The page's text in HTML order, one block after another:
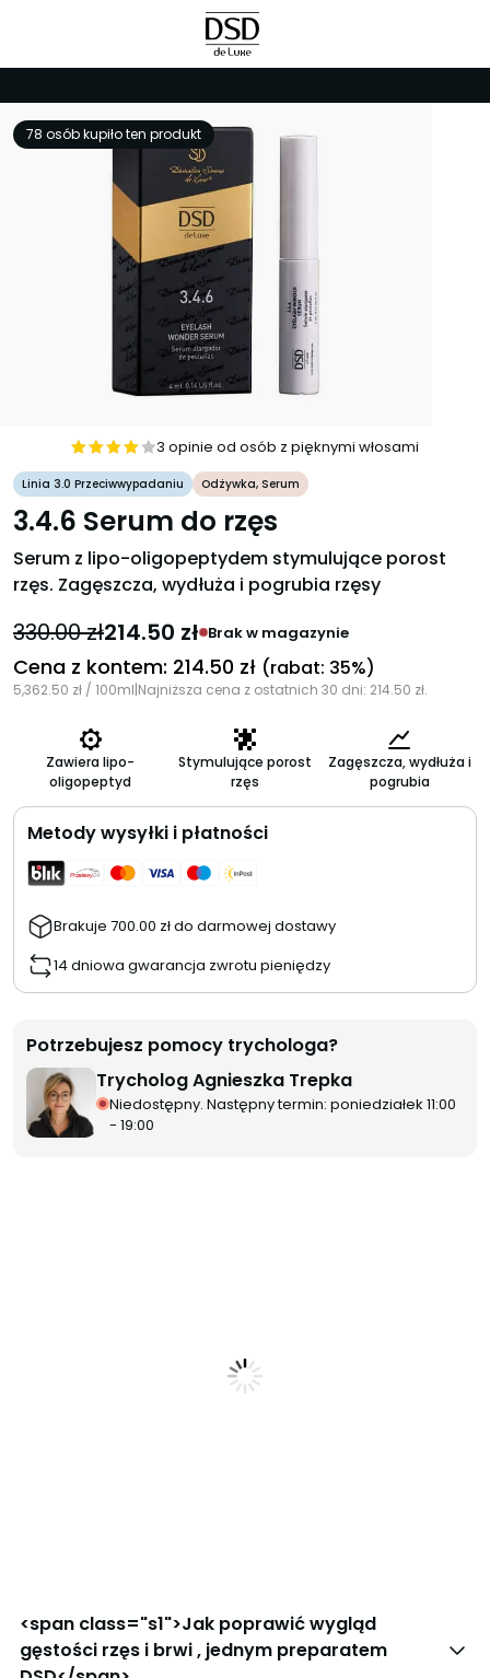
78 osób kupiło ten produkt
Oceniono
4 na 5
3 opinie od osób z pięknymi włosami
Linia 3.0 Przeciwwypadaniu Odżywka, Serum
3.4.6 Serum do rzęs
Serum z lipo-oligopeptydem stymulujące porost
rzęs. Zagęszcza, wydłuża i pogrubia rzęsy
330.00zł214.50 zł Brak w magazynie
Cena z kontem: 214.50 zł (rabat: 35%)
5,362.50 zł / 100ml|Najniższa cena z ostatnich 30 dni: 214.50 zł.
Zawiera lipo-
oligopeptyd
Stymulujące porost
rzęs
Zagęszcza, wydłuża i
pogrubia
Metody wysyłki i płatności
Brakuje 700.00 złdo darmowej dostawy
14 dniowa gwarancja zwrotu pieniędzy
Potrzebujesz pomocy trychologa?
Trycholog Agnieszka Trepka
Niedostępny. Następny termin: poniedziałek 11:00
- 19:00
<span class="s1">Jak poprawić wygląd
gęstości rzęs i brwi , jednym preparatem